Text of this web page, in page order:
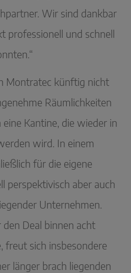
Wir sind dankbar
professionell und schnell
Montratec künftig nicht
Räumlichkeiten
Kantine, die wieder in
wird. In einem
für die eigene
perspektivisch aber auch
Unternehmen.
Deal binnen acht
freut sich insbesondere
länger brach liegenden